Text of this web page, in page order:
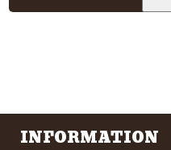
INFORMATION